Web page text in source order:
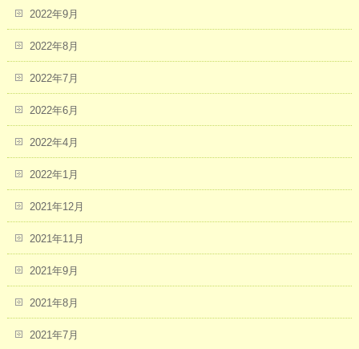
2022年9月
2022年8月
2022年7月
2022年6月
2022年4月
2022年1月
2021年12月
2021年11月
2021年9月
2021年8月
2021年7月